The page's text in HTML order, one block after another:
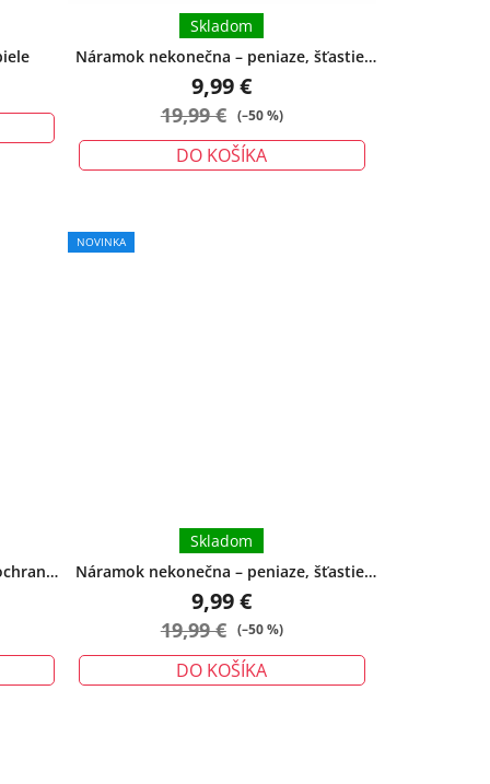
Náramok nekonečna – peniaze, šťastie,
ochrana - malý
Skladom
9,99 €
19,99 € (–50 %)
DO KOŠÍKA
-
NOVINKA
Náramok nekonečna – peniaze, šťastie,
ochrana - veľký
Skladom
9,99 €
19,99 € (–50 %)
DO KOŠÍKA